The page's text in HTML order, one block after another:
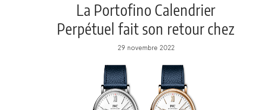
La Portofino Calendrier
Perpétuel fait son retour chez
IWC
29 novembre 2022